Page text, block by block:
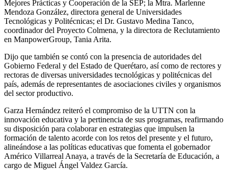
Mejores Prácticas y Cooperación de la SEP; la Mtra. Marlenne
Mendoza González, directora general de Universidades
Tecnológicas y Politécnicas; el Dr. Gustavo Medina Tanco,
coordinador del Proyecto Colmena, y la directora de Reclutamiento
en ManpowerGroup, Tania Arita.
Dijo que también se contó con la presencia de autoridades del
Gobierno Federal y del Estado de Querétaro, así como de rectores y
rectoras de diversas universidades tecnológicas y politécnicas del
país, además de representantes de asociaciones civiles y organismos
del sector productivo.
Garza Hernández reiteró el compromiso de la UTTN con la
innovación educativa y la pertinencia de sus programas, reafirmando
su disposición para colaborar en estrategias que impulsen la
formación de talento acorde con los retos del presente y el futuro,
alineándose a las políticas educativas que fomenta el gobernador
Américo Villarreal Anaya, a través de la Secretaría de Educación, a
cargo de Miguel Ángel Valdez García.